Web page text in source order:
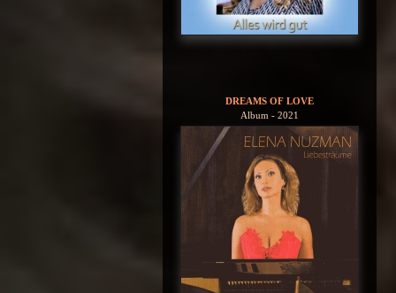
DREAMS OF LOVE
Album - 2021